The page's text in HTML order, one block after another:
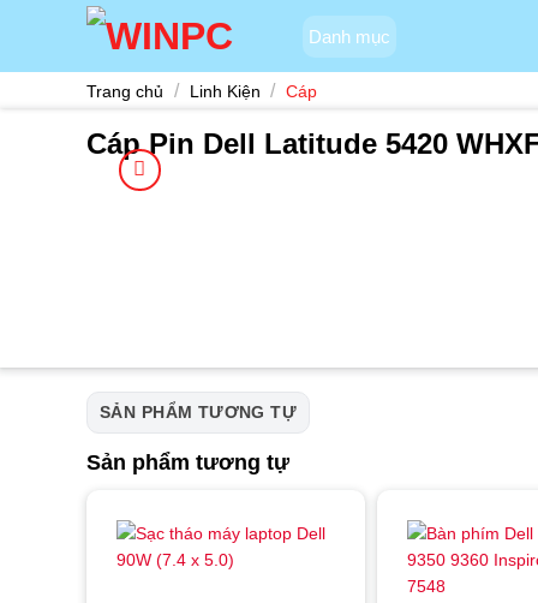
Danh mục
Trang chủ / Linh Kiện / Cáp
Cáp Pin Dell Latitude 5420
SẢN PHẨM TƯƠNG TỰ
Sản phẩm tương tự